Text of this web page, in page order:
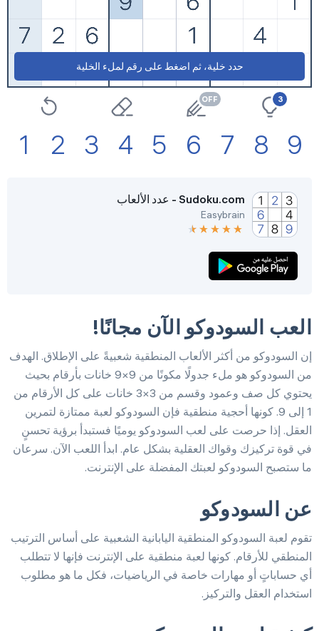
حدد خلية، ثم اضغط على رقم لملء الخلية
3
1 2 3 4 5 6 7 8 9
Sudoku.com - عدد الألعاب
Easybrain
العب السودوكو الآن مجانًا!
إن السودوكو من أكثر الألعاب المنطقية شعبيةً على الإطلاق. الهدف
من السودوكو هو ملء جدولًا مكونًا من 9×9 خانات بأرقام بحيث
يحتوي كل صف وعمود وقسم من 3×3 خانات على كل الأرقام من
1 إلى 9. كونها أحجية منطقية فإن السودوكو لعبة ممتازة لتمرين
العقل. إذا حرصت على لعب السودوكو يوميًا فستبدأ برؤية تحسنٍ
في قوة تركيزك وقواك العقلية بشكل عام. ابدأ اللعب الآن. سرعان
ما ستصبح السودوكو لعبتك المفضلة على الإنترنت.
عن السودوكو
تقوم لعبة السودوكو المنطقية اليابانية الشعبية على أساس الترتيب
المنطقي للأرقام. كونها لعبة منطقية على الإنترنت فإنها لا تتطلب
أي حساباتٍ أو مهارات خاصة في الرياضيات، فكل ما هو مطلوب
استخدام العقل والتركيز.